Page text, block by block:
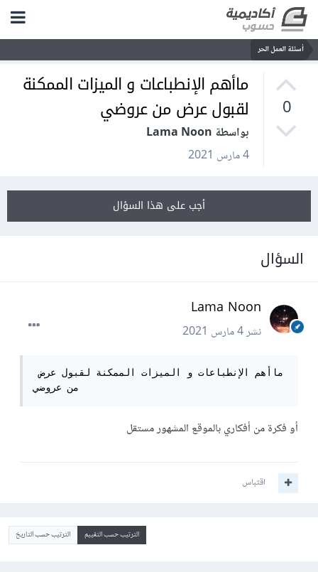
أسئلة العمل الحر
0
ماأهم الإنطباعات و الميزات الممكنة
لقبول عرض من عروضي
بواسطة Lama Noon
4 مارس 2021
أجب على هذا السؤال
السؤال
Lama Noon
نشر4 مارس 2021
ماأهم الإنطباعات و الميزات الممكنة لقبول عرض
من عروضي
أو فكرة من أفكاري بالموقع المشهور مستقل
اقتباس
الترتيب حسب التقييم الترتيب حسب التاريخ